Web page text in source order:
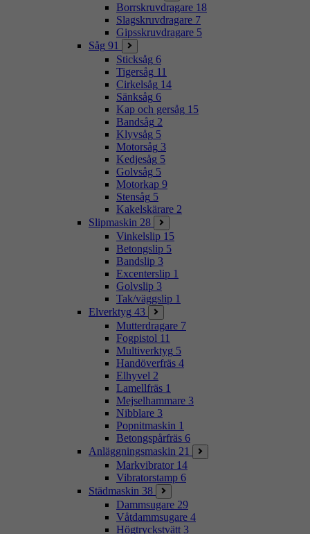
Borrskruvdragare 18
Slagskruvdragare 7
Gipsskruvdragare 5
Såg 91
Sticksåg 6
Tigersåg 11
Cirkelsåg 14
Sänksåg 6
Kap och gersåg 15
Bandsåg 2
Klyvsåg 5
Motorsåg 3
Kedjesåg 5
Golvsåg 5
Motorkap 9
Stensåg 5
Kakelskärare 2
Slipmaskin 28
Vinkelslip 15
Betongslip 5
Bandslip 3
Excenterslip 1
Golvslip 3
Tak/väggslip 1
Elverktyg 43
Mutterdragare 7
Fogpistol 11
Multiverktyg 5
Handöverfräs 4
Elhyvel 2
Lamellfräs 1
Mejselhammare 3
Nibblare 3
Popnitmaskin 1
Betongspårfräs 6
Anläggningsmaskin 21
Markvibrator 14
Vibratorstamp 6
Städmaskin 38
Dammsugare 29
Våtdammsugare 4
Högtryckstvätt 3